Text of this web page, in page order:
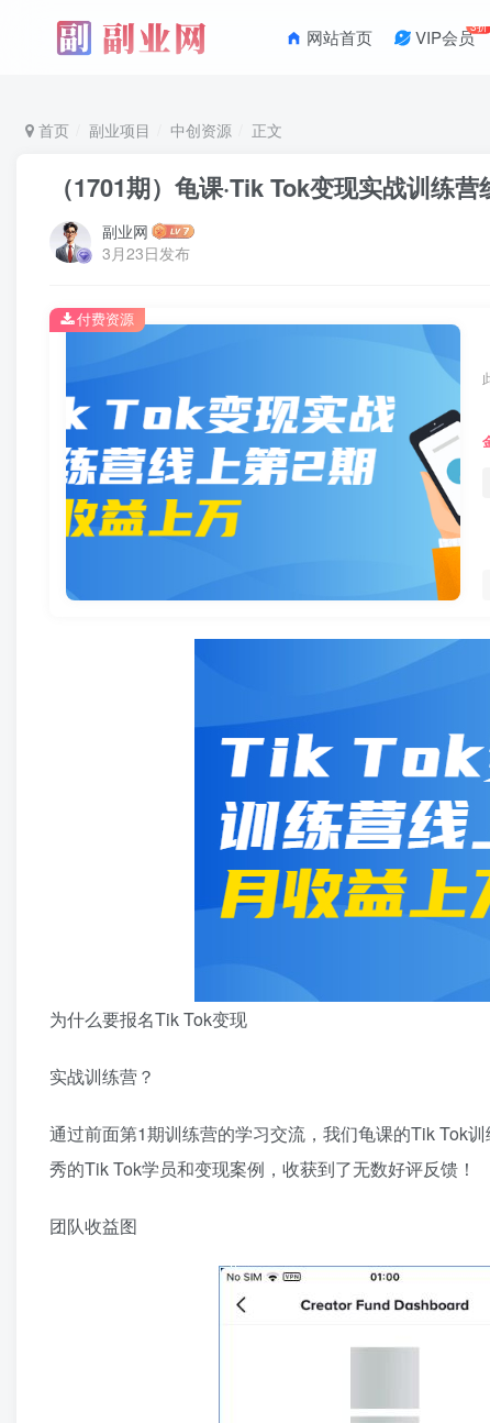
网站首页 VIP会员3折
首页 副业项目 中创资源 正文
（1701期）龟课·Tik Tok变现实战训练
副业网
3月23日发布
付费资源
为什么要报名Tik Tok变现
实战训练营？
通过前面第1期训练营的学习交流，我们龟课的Tik Tok
秀的Tik Tok学员和变现案例，收获到了无数好评反馈！
团队收益图